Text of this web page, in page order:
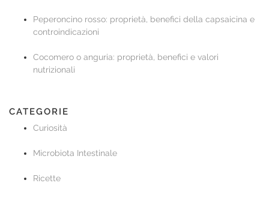
Peperoncino rosso: proprietà, benefici della capsaicina e
controindicazioni
Cocomero o anguria: proprietà, benefici e valori
nutrizionali
CATEGORIE
Curiosità
Microbiota Intestinale
Ricette